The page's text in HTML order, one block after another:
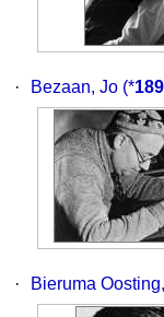
· Bezaan, Jo (*
· Bieruma